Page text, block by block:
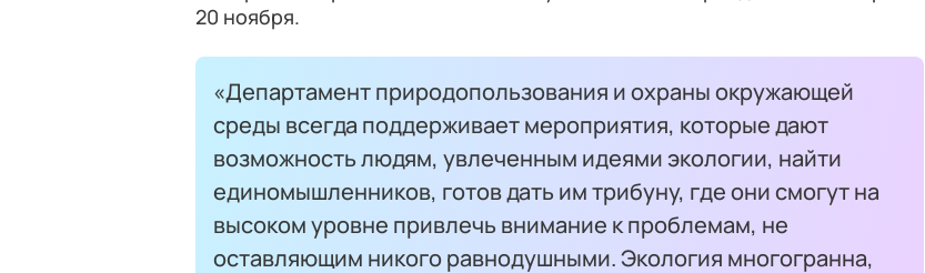
20 ноября.
«Департамент природопользования и охраны окружающей
среды всегда поддерживает мероприятия, которые дают
возможность людям, увлеченным идеями экологии, найти
единомышленников, готов дать им трибуну, где они смогут на
высоком уровне привлечь внимание к проблемам, не
оставляющим никого равнодушными. Экология многогранна,